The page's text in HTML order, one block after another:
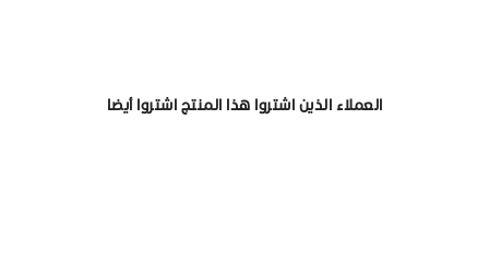
العملاء الذين اشتروا هذا المنتج اشتروا أيضا